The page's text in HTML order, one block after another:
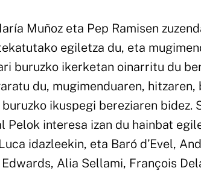
Muñoz eta Pep Ramisen
egiletza du, eta
buruzko ikerketan oinarritu du
du, mugimenduaren,
ikuspegi bereziaren
Pelok interesa izan du hainbat
idazleekin, eta Baró d’Evel,
Edwards, Alia Sellami, François